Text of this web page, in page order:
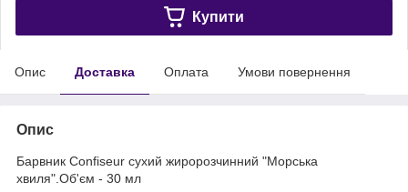
Купити
Опис Доставка Оплата Умови повернення
Опис
Барвник Confiseur сухий жиророзчинний "Морська
хвиля".Об'єм - 30 мл